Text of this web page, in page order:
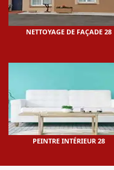
NETTOYAGE DE FAÇADE 28
PEINTRE INTÉRIEUR 28